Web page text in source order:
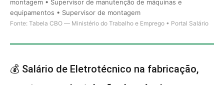
montagem • Supervisor de manutenção de máquinas e
equipamentos • Supervisor de montagem
Fonte: Tabela CBO — Ministério do Trabalho e Emprego • Portal Salário
💰 Salário de Eletrotécnico na fabricação,